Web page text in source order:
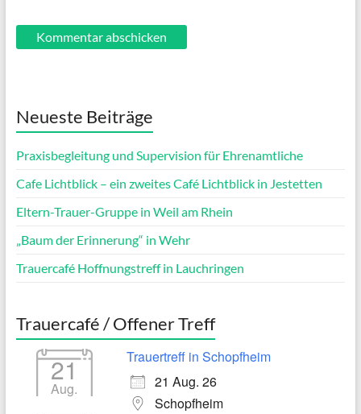
Neueste Beiträge
Praxisbegleitung und Supervision für Ehrenamtliche
Cafe Lichtblick – ein zweites Café Lichtblick in Jestetten
Eltern-Trauer-Gruppe in Weil am Rhein
„Baum der Erinnerung“ in Wehr
Trauercafé Hoffnungstreff in Lauchringen
Trauercafé / Offener Treff
21
Aug.
Trauertreff in Schopfheim
21 Aug. 26
Schopfheim